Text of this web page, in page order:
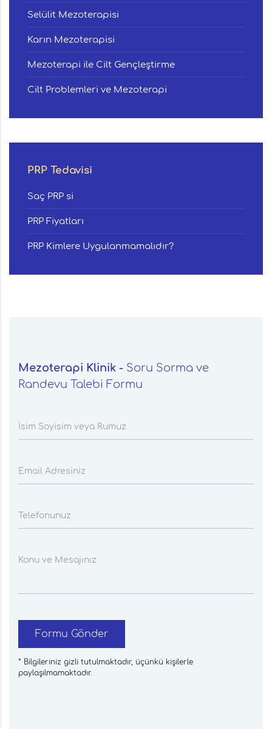
Selülit Mezoterapisi
Karın Mezoterapisi
Mezoterapi ile Cilt Gençleştirme
Cilt Problemleri ve Mezoterapi
PRP Tedavisi
Saç PRP si
PRP Fiyatları
PRP Kimlere Uygulanmamalıdır?
Mezoterapi Klinik - Soru Sorma ve
Randevu Talebi Formu
İsim Soyisim veya Rumuz
Email Adresiniz
Telefonunuz
Konu ve Mesajınız
Formu Gönder
* Bilgileriniz gizli tutulmaktadır, üçünkü kişilerle
paylaşılmamaktadır.